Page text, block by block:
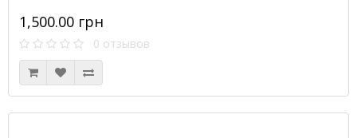
1,500.00 грн
0 отзывов